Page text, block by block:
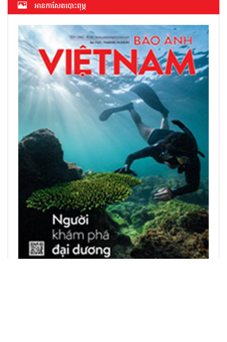
អាន​កាសែត​បោះពុម្ភ